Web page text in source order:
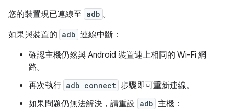
您的裝置現已連線至 adb 。
如果與裝置的 adb 連線中斷：
確認主機仍然與 Android 裝置連上相同的 Wi-Fi 網
路。
再次執行 adb connect 步驟即可重新連線。
如果問題仍無法解決，請重設 adb 主機：